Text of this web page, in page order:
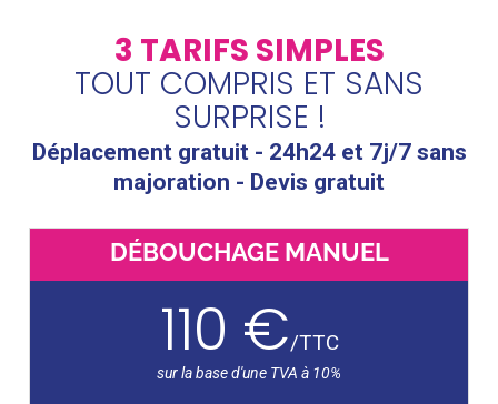
3 TARIFS SIMPLES
TOUT COMPRIS ET SANS
SURPRISE !
Déplacement gratuit - 24h24 et 7j/7 sans
majoration - Devis gratuit
DÉBOUCHAGE MANUEL
110 €/TTC